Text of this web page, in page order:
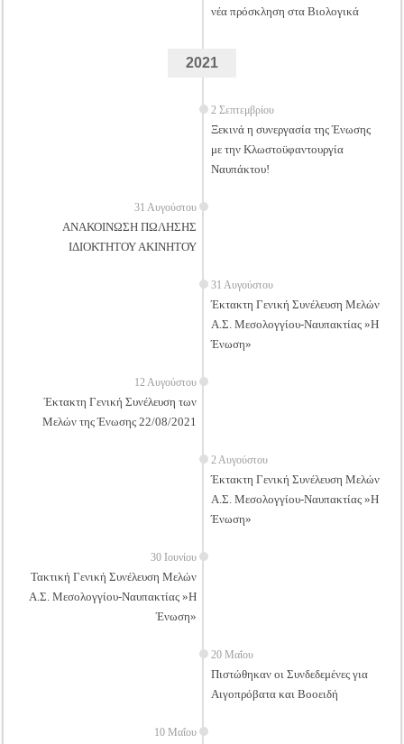
νέα πρόσκληση στα Βιολογικά
2021
2 Σεπτεμβρίου
Ξεκινά η συνεργασία της Ένωσης
με την Κλωστοϋφαντουργία
Ναυπάκτου!
31 Αυγούστου
ΑΝΑΚΟΙΝΩΣΗ ΠΩΛΗΣΗΣ
ΙΔΙΟΚΤΗΤΟΥ ΑΚΙΝΗΤΟΥ
31 Αυγούστου
Έκτακτη Γενική Συνέλευση Μελών
Α.Σ. Μεσολογγίου-Ναυπακτίας »Η
Ένωση»
12 Αυγούστου
Έκτακτη Γενική Συνέλευση των
Μελών της Ένωσης 22/08/2021
2 Αυγούστου
Έκτακτη Γενική Συνέλευση Μελών
Α.Σ. Μεσολογγίου-Ναυπακτίας »Η
Ένωση»
30 Ιουνίου
Τακτική Γενική Συνέλευση Μελών
Α.Σ. Μεσολογγίου-Ναυπακτίας »Η
Ένωση»
20 Μαΐου
Πιστώθηκαν οι Συνδεδεμένες για
Αιγοπρόβατα και Βοοειδή
10 Μαΐου